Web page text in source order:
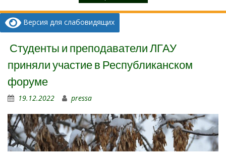
Версия для слабовидящих
Студенты и преподаватели ЛГАУ
приняли участие в Республиканском
форуме
19.12.2022 pressa